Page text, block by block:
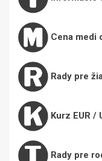
Cena medi
Rady pre
Kurz EUR /
Rady pre